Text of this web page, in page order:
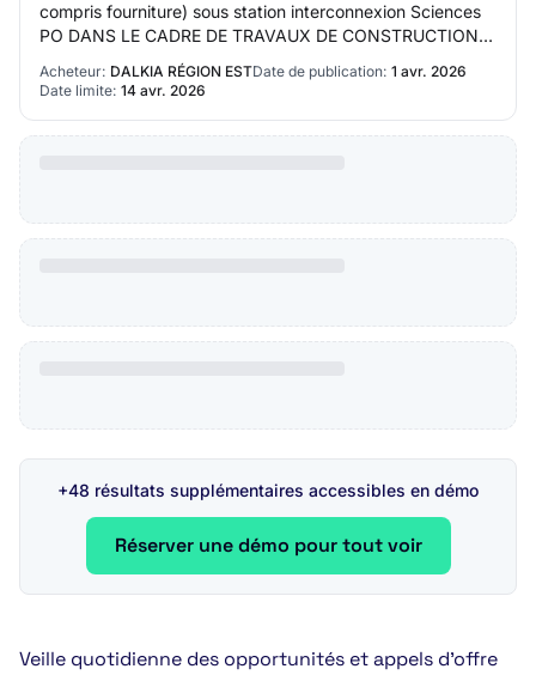
compris fourniture) sous station interconnexion Sciences
PO DANS LE CADRE DE TRAVAUX DE CONSTRUCTION
DE CHAUFFERIES ET DE CHAUFFAGE URBAIN A REIMS…
Acheteur: DALKIA RÉGION ESTDate de publication: 1 avr. 2026
Date limite: 14 avr. 2026
+48 résultats supplémentaires accessibles en démo
Réserver une démo pour tout voir
Veille quotidienne des opportunités et appels d’offre